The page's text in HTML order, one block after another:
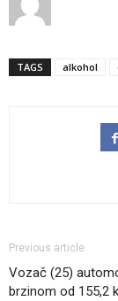
TAGS alkohol
Previous article
Vozač (25)
brzinom od 155,2